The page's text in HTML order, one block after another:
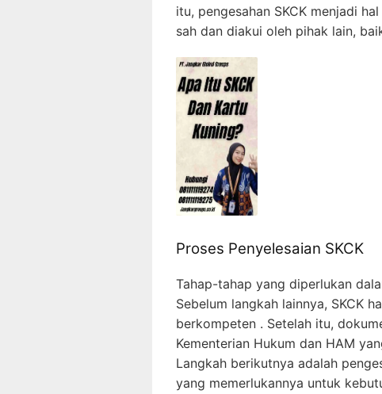
itu, pengesahan SKCK menjadi
sah dan diakui oleh pihak lain,
Proses Penyelesaian SKCK
Tahap-tahap yang diperlukan
Sebelum langkah lainnya, SKCK
berkompeten . Setelah itu,
Kementerian Hukum dan HAM
Langkah berikutnya adalah
yang memerlukannya untuk